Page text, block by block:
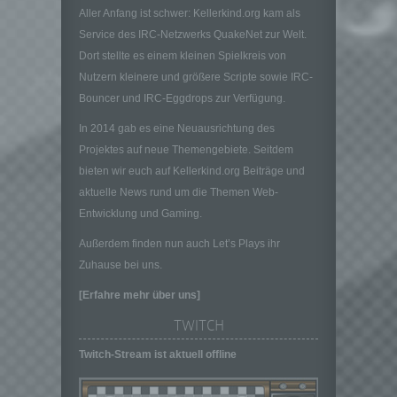
Aller Anfang ist schwer: Kellerkind.org kam als
Service des IRC-Netzwerks QuakeNet zur Welt.
Dort stellte es einem kleinen Spielkreis von
Nutzern kleinere und größere Scripte sowie IRC-
Bouncer und IRC-Eggdrops zur Verfügung.
In 2014 gab es eine Neuausrichtung des
Projektes auf neue Themengebiete. Seitdem
bieten wir euch auf Kellerkind.org Beiträge und
aktuelle News rund um die Themen Web-
Entwicklung und Gaming.
Außerdem finden nun auch Let’s Plays ihr
Zuhause bei uns.
[Erfahre mehr über uns]
TWITCH
Twitch-Stream ist aktuell offline
gemeinsam mit anderen über die Zwecke
und Mittel der Verarbeitung von
personenbezogenen Daten entscheidet.
Sind die Zwecke und Mittel dieser
das Recht der Mitgliedstaaten vorgegeben,
so kann der Verantwortliche
beziehungsweise können die bestimmten
Kriterien seiner Benennung nach dem
Unionsrecht oder dem Recht der
Mitgliedstaaten vorgesehen werden.
h) Auftragsverarbeiter
Auftragsverarbeiter ist eine natürliche oder
juristische Person, Behörde, Einrichtung
Daten im Auftrag des Verantwortlichen
i) Empfänger
Person, Behörde, Einrichtung oder andere